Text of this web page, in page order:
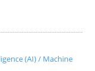
(AI) / Machine